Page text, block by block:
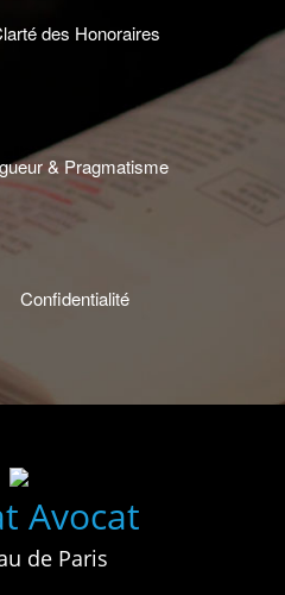
des Honoraires
& Pragmatisme
Confidentialité
Avocat
de Paris